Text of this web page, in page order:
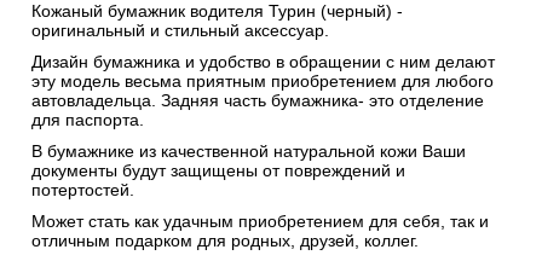
Кожаный бумажник водителя Турин (черный) -
оригинальный и стильный аксессуар.
Дизайн бумажника и удобство в обращении с ним делают
эту модель весьма приятным приобретением для любого
автовладельца. Задняя часть бумажника- это отделение
для паспорта.
В бумажнике из качественной натуральной кожи Ваши
документы будут защищены от повреждений и
потертостей.
Может стать как удачным приобретением для себя, так и
отличным подарком для родных, друзей, коллег.